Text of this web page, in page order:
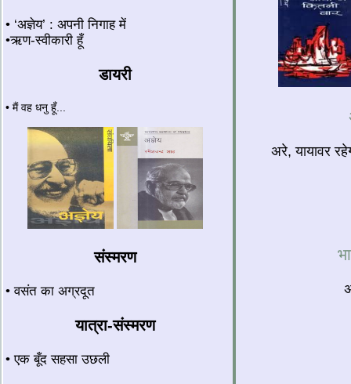
• ‘अज्ञेय’ : अपनी निगाह में
•ऋण-स्वीकारी हूँ
डायरी
• मैं वह धनु हूँ...
संस्मरण
• वसंत का अग्रदूत
यात्रा-संस्मरण
• एक बूँद सहसा उछली
अरे, यायावर